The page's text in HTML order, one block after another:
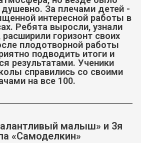
За плечами детей -
интересной работы в
Ребята выросли, узнали
горизонт своих
плодотворной работы
подводить итоги и
результатами. Ученики
справились со своими
на все 100.
малыш» и 3я
«Самоделкин»